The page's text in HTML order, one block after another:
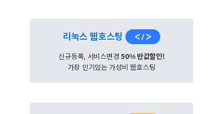
리눅스 웹호스팅
신규등록, 서비스변경50% 반값할인!
가장 인기있는 가성비 웹호스팅